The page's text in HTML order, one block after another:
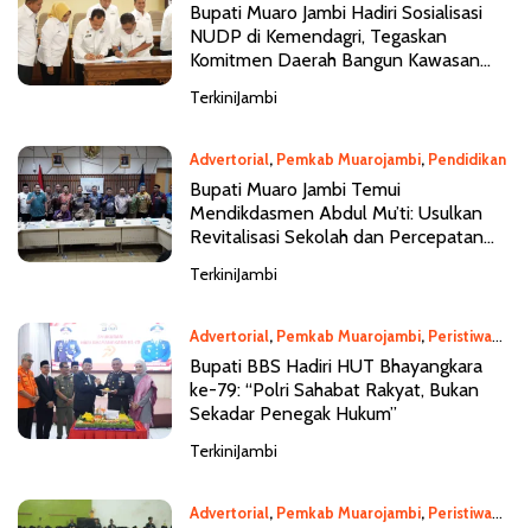
Bupati Muaro Jambi Hadiri Sosialisasi
NUDP di Kemendagri, Tegaskan
Komitmen Daerah Bangun Kawasan
TerkiniJambi
Advertorial, Pemkab Muarojambi, Pendidikan
Juli 3, 2025
Bupati Muaro Jambi Temui
Mendikdasmen Abdul Mu’ti: Usulkan
Revitalisasi Sekolah dan Percepatan
TerkiniJambi
Advertorial, Pemkab Muarojambi, Peristiwa
Juli 1, 2025
Bupati BBS Hadiri HUT Bhayangkara
ke-79: “Polri Sahabat Rakyat, Bukan
Sekadar Penegak Hukum”
TerkiniJambi
Advertorial, Pemkab Muarojambi, Peristiwa